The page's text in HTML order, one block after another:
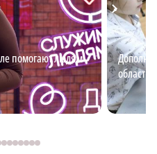
помогают людям
области: